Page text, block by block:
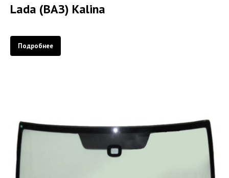
Lada (ВАЗ) Kalina
Подробнее